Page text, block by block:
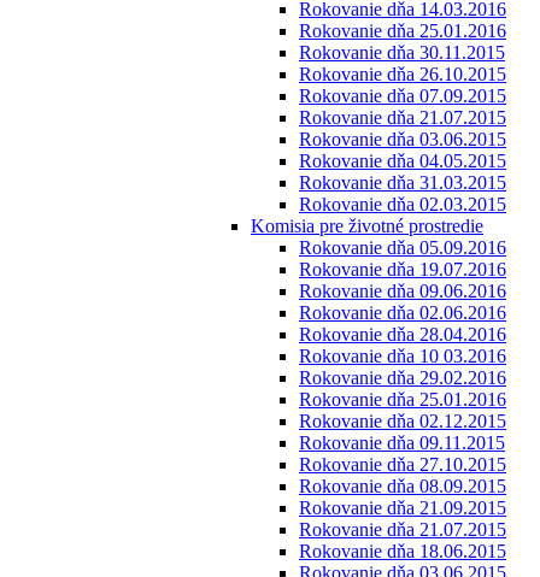
Rokovanie dňa 14.03.2016
Rokovanie dňa 25.01.2016
Rokovanie dňa 30.11.2015
Rokovanie dňa 26.10.2015
Rokovanie dňa 07.09.2015
Rokovanie dňa 21.07.2015
Rokovanie dňa 03.06.2015
Rokovanie dňa 04.05.2015
Rokovanie dňa 31.03.2015
Rokovanie dňa 02.03.2015
Komisia pre životné prostredie
Rokovanie dňa 05.09.2016
Rokovanie dňa 19.07.2016
Rokovanie dňa 09.06.2016
Rokovanie dňa 02.06.2016
Rokovanie dňa 28.04.2016
Rokovanie dňa 10 03.2016
Rokovanie dňa 29.02.2016
Rokovanie dňa 25.01.2016
Rokovanie dňa 02.12.2015
Rokovanie dňa 09.11.2015
Rokovanie dňa 27.10.2015
Rokovanie dňa 08.09.2015
Rokovanie dňa 21.09.2015
Rokovanie dňa 21.07.2015
Rokovanie dňa 18.06.2015
Rokovanie dňa 03.06.2015